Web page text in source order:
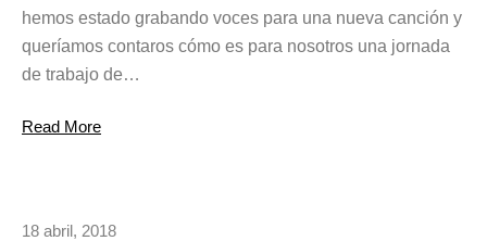
hemos estado grabando voces para una nueva canción y
queríamos contaros cómo es para nosotros una jornada
de trabajo de…
Read More
18 abril, 2018